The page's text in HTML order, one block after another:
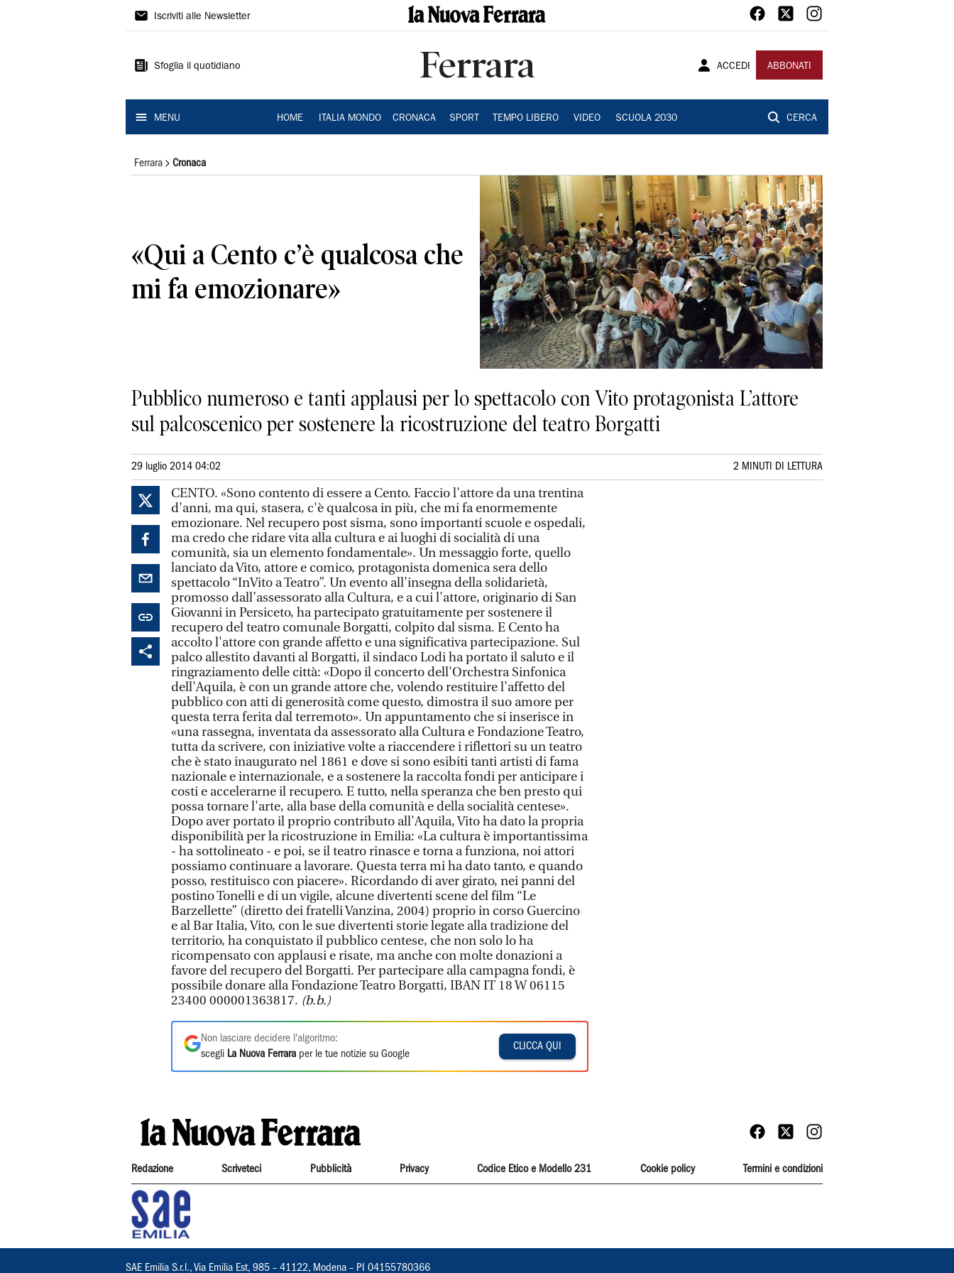
La
Ferrara
Iscriviti alle Newsletter
Sfoglia il quotidiano Ferrara ACCEDI ABBONATI
MENU HOME ITALIA MONDO CRONACA SPORT TEMPO LIBERO VIDEO SCUOLA 2030 CERCA
Ferrara Cronaca
«Qui a Cento c’è qualcosa che
mi fa emozionare»
Pubblico numeroso e tanti applausi per lo spettacolo con Vito protagonista L’attore
sul palcoscenico per sostenere la ricostruzione del teatro Borgatti
29 luglio 2014 04:02 2 MINUTI DI LETTURA
CENTO. «Sono contento di essere a Cento. Faccio l'attore da una trentina
d'anni, ma qui, stasera, c'è qualcosa in più, che mi fa enormemente
emozionare. Nel recupero post sisma, sono importanti scuole e ospedali,
ma credo che ridare vita alla cultura e ai luoghi di socialità di una
comunità, sia un elemento fondamentale». Un messaggio forte, quello
lanciato da Vito, attore e comico, protagonista domenica sera dello
spettacolo “InVito a Teatro”. Un evento all'insegna della solidarietà,
promosso dall’assessorato alla Cultura, e a cui l'attore, originario di San
Giovanni in Persiceto, ha partecipato gratuitamente per sostenere il
recupero del teatro comunale Borgatti, colpito dal sisma. E Cento ha
accolto l'attore con grande affetto e una significativa partecipazione. Sul
palco allestito davanti al Borgatti, il sindaco Lodi ha portato il saluto e il
ringraziamento delle città: «Dopo il concerto dell'Orchestra Sinfonica
dell'Aquila, è con un grande attore che, volendo restituire l'affetto del
pubblico con atti di generosità come questo, dimostra il suo amore per
questa terra ferita dal terremoto». Un appuntamento che si inserisce in
«una rassegna, inventata da assessorato alla Cultura e Fondazione Teatro,
tutta da scrivere, con iniziative volte a riaccendere i riflettori su un teatro
che è stato inaugurato nel 1861 e dove si sono esibiti tanti artisti di fama
nazionale e internazionale, e a sostenere la raccolta fondi per anticipare i
costi e accelerarne il recupero. E tutto, nella speranza che ben presto qui
possa tornare l'arte, alla base della comunità e della socialità centese».
Dopo aver portato il proprio contributo all'Aquila, Vito ha dato la propria
disponibilità per la ricostruzione in Emilia: «La cultura è importantissima
- ha sottolineato - e poi, se il teatro rinasce e torna a funziona, noi attori
possiamo continuare a lavorare. Questa terra mi ha dato tanto, e quando
posso, restituisco con piacere». Ricordando di aver girato, nei panni del
postino Tonelli e di un vigile, alcune divertenti scene del film “Le
Barzellette” (diretto dei fratelli Vanzina, 2004) proprio in corso Guercino
e al Bar Italia, Vito, con le sue divertenti storie legate alla tradizione del
territorio, ha conquistato il pubblico centese, che non solo lo ha
ricompensato con applausi e risate, ma anche con molte donazioni a
favore del recupero del Borgatti. Per partecipare alla campagna fondi, è
possibile donare alla Fondazione Teatro Borgatti, IBAN IT 18 W 06115
23400 000001363817. (b.b.)
Non lasciare decidere l'algoritmo:
scegli La Nuova Ferrara per le tue notizie su Google
CLICCA QUI
Redazione Scriveteci Pubblicità Privacy Codice Etico e Modello 231 Cookie policy Termini e condizioni
SAE Emilia S.r.l., Via Emilia Est, 985 – 41122, Modena – PI 04155780366